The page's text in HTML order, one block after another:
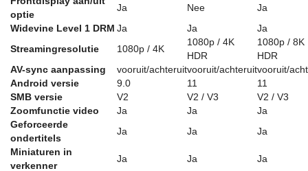
optie
Ja Nee
Ja
Widevine Level 1 DRM Ja Ja
Ja
Streamingresolutie
1080p / 4K
1080p / 4K
HDR
1080p / 8K
HDR
AV-sync aanpassing
vooruit/achteruitvooruit/achteruitvooruit/
Android versie
9.0 11
11
SMB versie
V2 V2 / V3
V2 / V3
Zoomfunctie video
Ja Ja
Ja
Geforceerde
ondertitels
Ja Ja
Ja
Miniaturen in
verkenner
Ja Ja Ja